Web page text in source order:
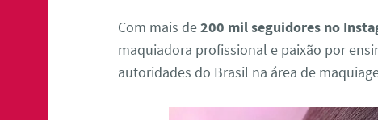
Com mais de200 mil seguidores no
maquiadora profissional e paixão por
autoridades do Brasil na área de